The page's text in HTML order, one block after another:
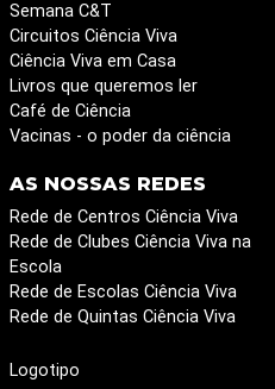
Semana C&T
Circuitos Ciência Viva
Ciência Viva em Casa
Livros que queremos ler
Café de Ciência
Vacinas - o poder da ciência
AS NOSSAS REDES
Rede de Centros Ciência Viva
Rede de Clubes Ciência Viva na
Escola
Rede de Escolas Ciência Viva
Rede de Quintas Ciência Viva
Logotipo